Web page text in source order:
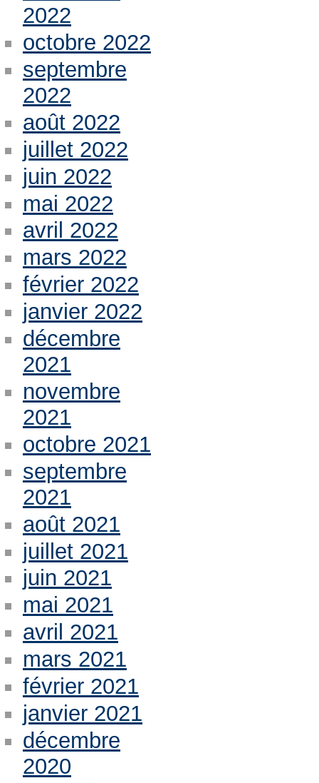
2022
octobre 2022
septembre
2022
août 2022
juillet 2022
juin 2022
mai 2022
avril 2022
mars 2022
février 2022
janvier 2022
décembre
2021
novembre
2021
octobre 2021
septembre
2021
août 2021
juillet 2021
juin 2021
mai 2021
avril 2021
mars 2021
février 2021
janvier 2021
décembre
2020